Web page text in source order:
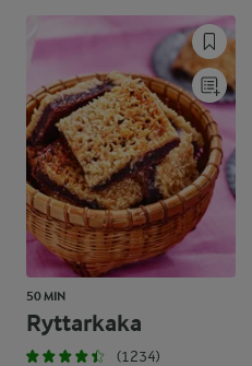
50 MIN
Ryttarkaka
(1234)